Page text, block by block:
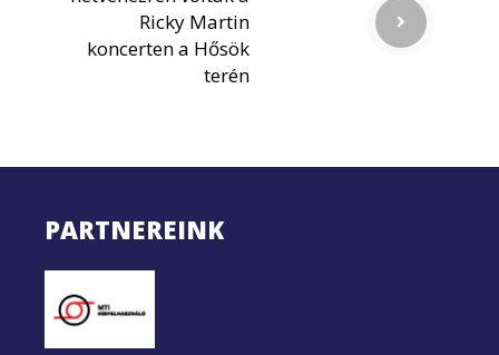
Ricky Martin
koncerten a Hősök
terén
PARTNEREINK